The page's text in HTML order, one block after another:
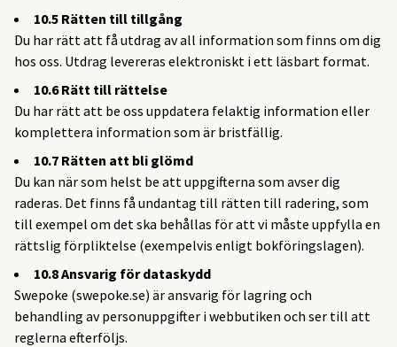
10.5 Rätten till tillgång
Du har rätt att få utdrag av all information som finns om dig
hos oss. Utdrag levereras elektroniskt i ett läsbart format.
10.6 Rätt till rättelse
Du har rätt att be oss uppdatera felaktig information eller
komplettera information som är bristfällig.
10.7 Rätten att bli glömd
Du kan när som helst be att uppgifterna som avser dig
raderas. Det finns få undantag till rätten till radering, som
till exempel om det ska behållas för att vi måste uppfylla en
rättslig förpliktelse (exempelvis enligt bokföringslagen).
10.8 Ansvarig för dataskydd
Swepoke (swepoke.se) är ansvarig för lagring och
behandling av personuppgifter i webbutiken och ser till att
reglerna efterföljs.